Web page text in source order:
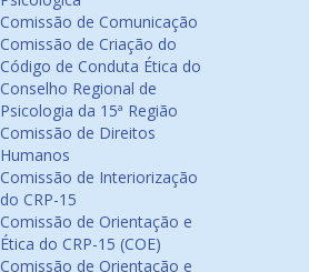
Comissão de Comunicação
Comissão de Criação do
Código de Conduta Ética do
Conselho Regional de
Psicologia da 15ª Região
Comissão de Direitos
Humanos
Comissão de Interiorização
do CRP-15
Comissão de Orientação e
Ética do CRP-15 (COE)
Comissão de Orientação e